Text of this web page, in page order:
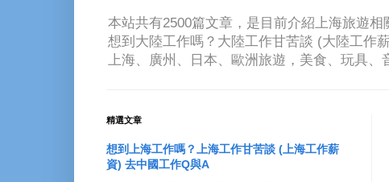
本站共有2500篇文章，是目前介紹上海旅遊
想到大陸工作嗎？大陸工作甘苦談 (大陸工作
上海、廣州、日本、歐洲旅遊，美食、玩具、
精選文章
想到上海工作嗎？上海工作甘苦談 (上海工作薪
資) 去中國工作Q與A